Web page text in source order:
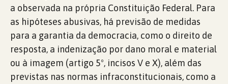
a observada na própria Constituição Federal. Para
as hipóteses abusivas, há previsão de medidas
para a garantia da democracia, como o direito de
resposta, a indenização por dano moral e material
ou à imagem (artigo 5º, incisos V e X), além das
previstas nas normas infraconstitucionais, como a